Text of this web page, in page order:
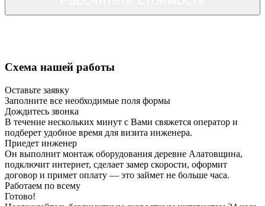
Схема нашей работы
Оставьте заявку
Заполните все необходимые поля формы
Дождитесь звонка
В течение нескольких минут с Вами свяжется оператор и
подберет удобное время для визита инженера.
Приедет инженер
Он выполнит монтаж оборудования деревне Алатовщина,
подключит интернет, сделает замер скорости, оформит
договор и примет оплату — это займет не больше часа.
Работаем по всему
Готово!